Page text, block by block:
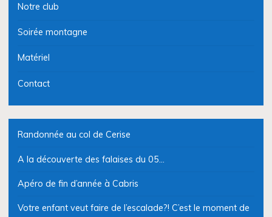
Notre club
Soirée montagne
Matériel
Contact
Randonnée au col de Cerise
A la découverte des falaises du 05…
Apéro de fin d’année à Cabris
Votre enfant veut faire de l’escalade?! C’est le moment de